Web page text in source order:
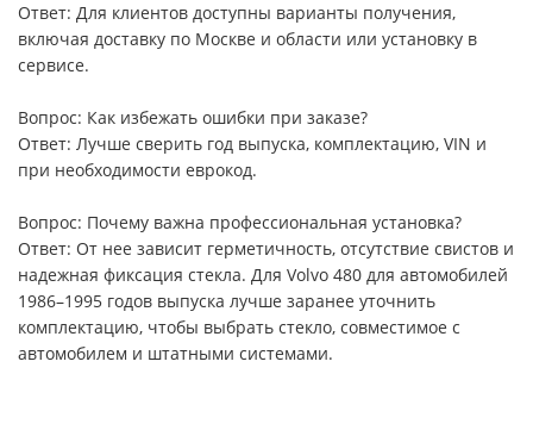
Ответ: Для клиентов доступны варианты получения,
включая доставку по Москве и области или установку в
сервисе.
Вопрос: Как избежать ошибки при заказе?
Ответ: Лучше сверить год выпуска, комплектацию, VIN и
при необходимости еврокод.
Вопрос: Почему важна профессиональная установка?
Ответ: От нее зависит герметичность, отсутствие свистов и
надежная фиксация стекла. Для Volvo 480 для автомобилей
1986–1995 годов выпуска лучше заранее уточнить
комплектацию, чтобы выбрать стекло, совместимое с
автомобилем и штатными системами.